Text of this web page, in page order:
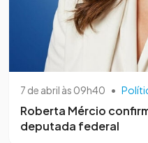
7 de abril às 09h40 •
Roberta Mércio
deputada federal